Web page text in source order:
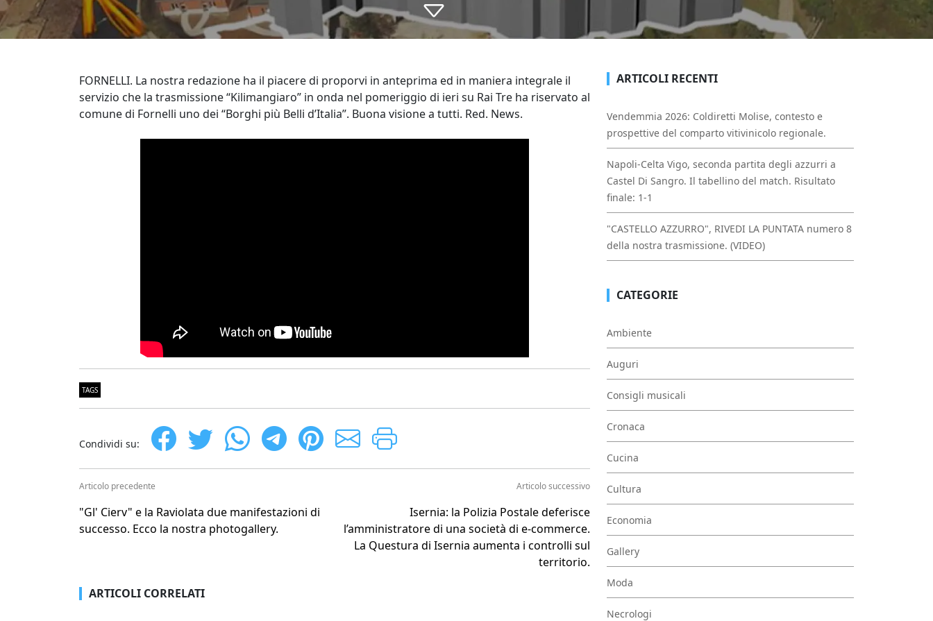
FORNELLI. La nostra redazione ha il piacere di proporvi in anteprima ed in maniera integrale il
servizio che la trasmissione “Kilimangiaro” in onda nel pomeriggio di ieri su Rai Tre ha riservato al
comune di Fornelli uno dei “Borghi più Belli d’Italia”. Buona visione a tutti. Red. News.
TAGS
Condividi su:
Articolo precedente
"Gl' Cierv" e la Raviolata due manifestazioni di
successo. Ecco la nostra photogallery.
Articolo successivo
Isernia: la Polizia Postale deferisce
l’amministratore di una società di e-commerce.
La Questura di Isernia aumenta i controlli sul
territorio.
ARTICOLI CORRELATI
ARTICOLI RECENTI
Vendemmia 2026: Coldiretti Molise, contesto e
prospettive del comparto vitivinicolo regionale.
Napoli-Celta Vigo, seconda partita degli azzurri a
Castel Di Sangro. Il tabellino del match. Risultato
finale: 1-1
"CASTELLO AZZURRO", RIVEDI LA PUNTATA numero 8
della nostra trasmissione. (VIDEO)
CATEGORIE
Ambiente
Auguri
Consigli musicali
Cronaca
Cucina
Cultura
Economia
Gallery
Moda
Necrologi